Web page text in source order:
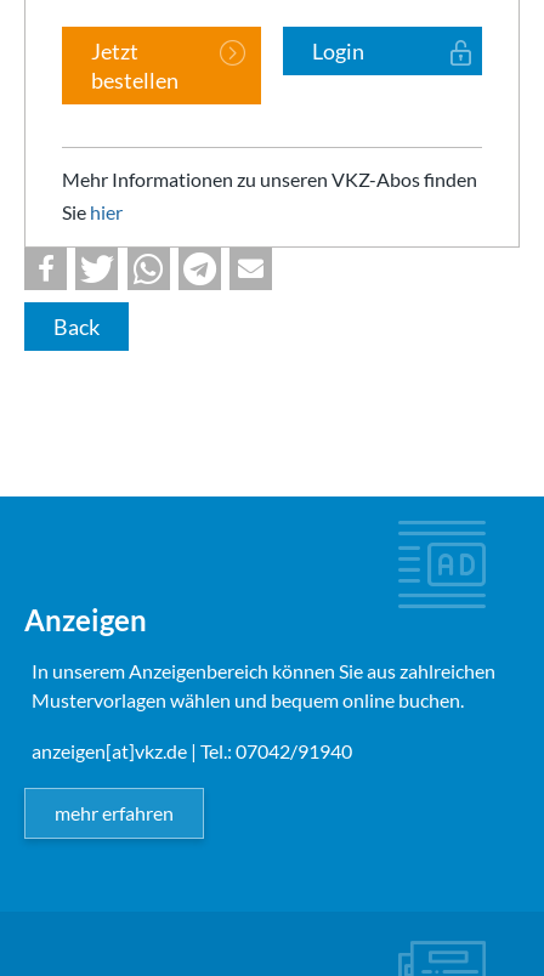
Jetzt
bestellen
Login
Mehr Informationen zu unseren VKZ-Abos finden
Sie hier
Back
Anzeigen
In unserem Anzeigenbereich können Sie aus zahlreichen
Mustervorlagen wählen und bequem online buchen.
anzeigen[at]vkz.de | Tel.: 07042/91940
mehr erfahren